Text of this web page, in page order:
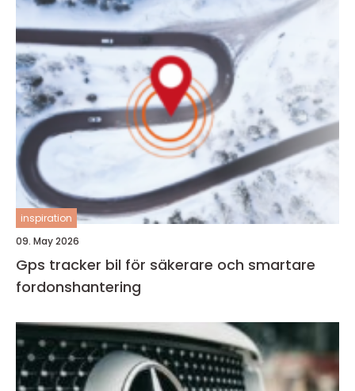
inspiration
09. May 2026
Gps tracker bil för säkerare och smartare
fordonshantering